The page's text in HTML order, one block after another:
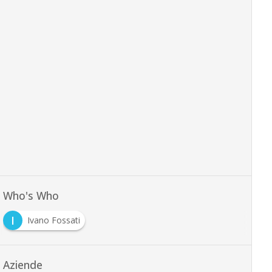
Who's Who
I
Ivano Fossati
Aziende